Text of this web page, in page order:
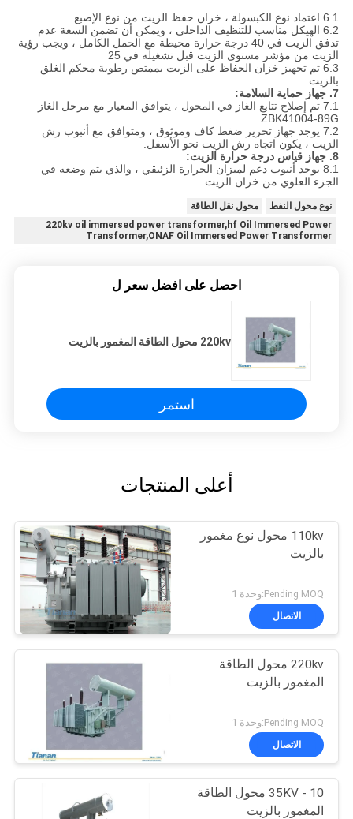
6.1 اعتماد نوع الكبسولة ، خزان حفظ الزيت من نوع الإصبع.
6.2 الهيكل مناسب للتنظيف الداخلي ، ويمكن أن تضمن السعة عدم
تدفق الزيت في 40 درجة حرارة محيطة مع الحمل الكامل ، ويجب رؤية
الزيت من مؤشر مستوى الزيت قبل تشغيله في 25
6.3 تم تجهيز خزان الحفاظ على الزيت بممتص رطوبة محكم الغلق
بالزيت.
7. جهاز حماية السلامة:
7.1 تم إصلاح تتابع الغاز في المحول ، يتوافق المعيار مع مرحل الغاز
ZBK41004-89G.
7.2 يوجد جهاز تحرير ضغط كاف وموثوق ، ومتوافق مع أنبوب رش
الزيت ، يكون اتجاه رش الزيت نحو الأسفل.
8. جهاز قياس درجة حرارة الزيت:
8.1 يوجد أنبوب دعم لميزان الحرارة الزئبقي ، والذي يتم وضعه في
الجزء العلوي من خزان الزيت.
نوع محول النفط
محول نقل الطاقة
220kv oil immersed power transformer,hf Oil Immersed Power
Transformer,ONAF Oil Immersed Power Transformer
احصل على افضل سعر ل
220kv محول الطاقة المغمور بالزيت
استمر
أعلى المنتجات
110kv محول نوع مغمور
بالزيت
Pending MOQ:وحدة 1
الاتصال
220kv محول الطاقة
المغمور بالزيت
Pending MOQ:وحدة 1
الاتصال
10 - 35KV محول الطاقة
المغمور بالزيت